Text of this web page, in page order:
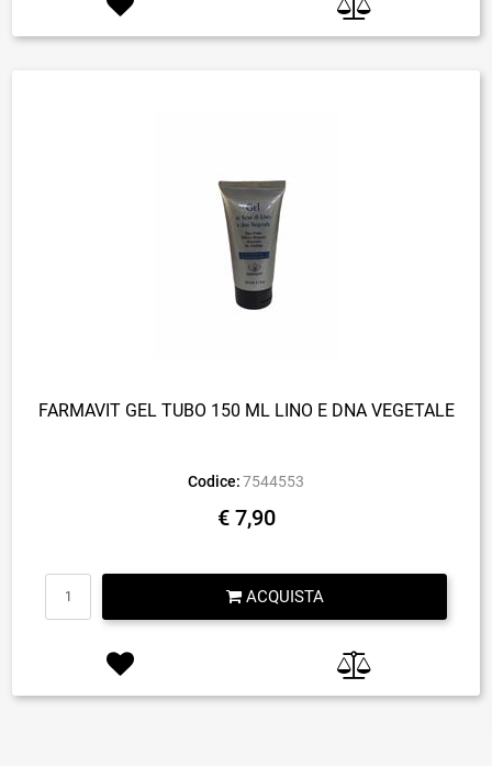
FARMAVIT GEL TUBO 150 ML LINO E DNA VEGETALE
Codice: 7544553
€ 7,90
ACQUISTA